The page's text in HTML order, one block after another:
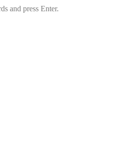
and press Enter.